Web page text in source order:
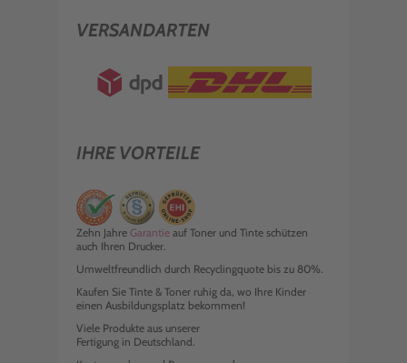
VERSANDARTEN
IHRE VORTEILE
Zehn Jahre Garantie auf Toner und Tinte schützen
auch Ihren Drucker.
Umweltfreundlich durch Recyclingquote bis zu 80%.
Kaufen Sie Tinte & Toner ruhig da, wo Ihre Kinder
einen Ausbildungsplatz bekommen!
Viele Produkte aus unserer
Fertigung in Deutschland.